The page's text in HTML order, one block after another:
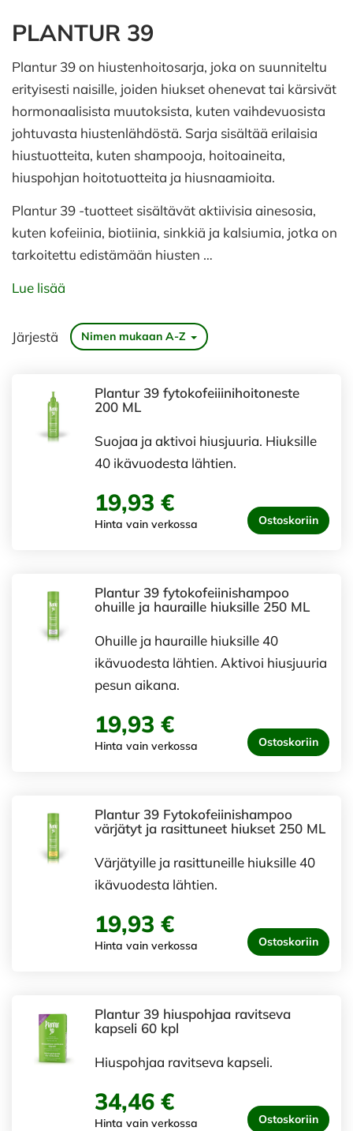
PLANTUR 39
Plantur 39 on hiustenhoitosarja, joka on suunniteltu
erityisesti naisille, joiden hiukset ohenevat tai kärsivät
hormonaalisista muutoksista, kuten vaihdevuosista
johtuvasta hiustenlähdöstä. Sarja sisältää erilaisia
hiustuotteita, kuten shampooja, hoitoaineita,
hiuspohjan hoitotuotteita ja hiusnaamioita.
Plantur 39 -tuotteet sisältävät aktiivisia ainesosia,
kuten kofeiinia, biotiinia, sinkkiä ja kalsiumia, jotka on
tarkoitettu edistämään hiusten …
Lue lisää
Järjestä Nimen mukaan A-Z
Plantur 39 fytokofeiiinihoitoneste
200 ML
Suojaa ja aktivoi hiusjuuria. Hiuksille
40 ikävuodesta lähtien.
19,93 €
Hinta vain verkossa Ostoskoriin
Plantur 39 fytokofeiinishampoo
ohuille ja hauraille hiuksille 250 ML
Ohuille ja hauraille hiuksille 40
ikävuodesta lähtien. Aktivoi hiusjuuria
pesun aikana.
19,93 €
Hinta vain verkossa Ostoskoriin
Plantur 39 Fytokofeiinishampoo
värjätyt ja rasittuneet hiukset 250 ML
Värjätyille ja rasittuneille hiuksille 40
ikävuodesta lähtien.
19,93 €
Hinta vain verkossa Ostoskoriin
Plantur 39 hiuspohjaa ravitseva
kapseli 60 kpl
Hiuspohjaa ravitseva kapseli.
34,46 €
Hinta vain verkossa Ostoskoriin